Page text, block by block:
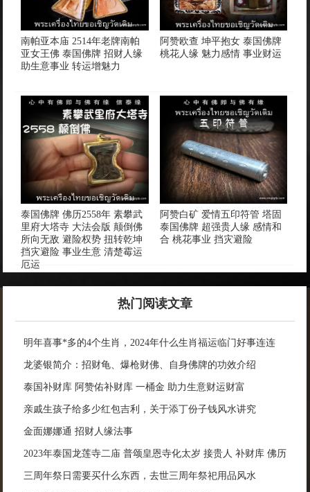
南帕亚本庙 2514年老牌南帕
亚女王佛 泰国佛牌 招财人缘
助生意事业 转运增魅力
阿赞欧查 坤平抱女 泰国佛牌
桃花人缘 魅力感情 事业财运
泰国佛牌 佛历2558年 素攀武
里府大塔寺 大法会版 颠倒佛
所向无敌 避险权势 扭转乾坤
挡灾避险 事业生意 清楚霉运
厄运
阿赞白矿 爱情五印符管 塔固
泰国佛牌 超强贵人缘 感情和
合 桃花事业 挡灾避险
热门阅读文章
明年喜事*多的4个生肖，2024年什么生肖福运临门好事连连
龙婆银简介：招财龟、爆枪财佛、自身佛牌的功效介绍
泰国补财库 阿赞佑补财库 一桶金 助力生意财运财富
亲戚生孩子给多少红包吉利，关于添丁份子钱风水讲究
金面娜娜通 招财人缘法事
2023年泰国龙莲寺二庙 普颂皇恩寺化太岁 接贵人 补财库 佛历
2566年
三周年祭日需要买什么东西，去世三周年祭祀用品风水